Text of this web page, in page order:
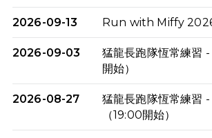
2026-09-13 Run with Miffy
2026-09-03
猛龍長跑隊恆常練習
開始）
2026-08-27
猛龍長跑隊恆常練習
（19:00開始）